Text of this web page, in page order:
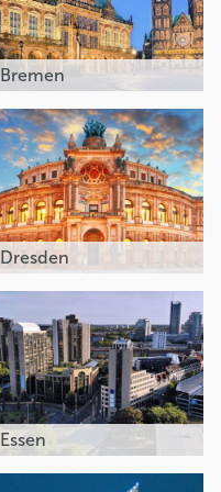
Bremen
Dresden
Essen